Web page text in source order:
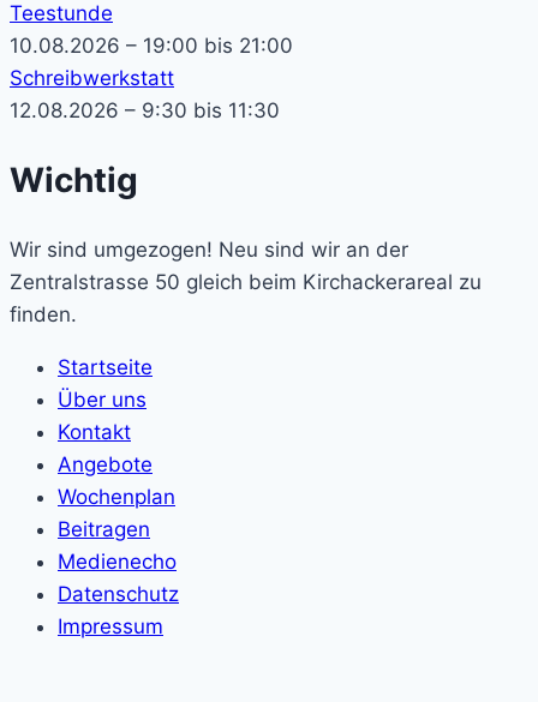
Teestunde
10.08.2026 – 19:00 bis 21:00
Schreibwerkstatt
12.08.2026 – 9:30 bis 11:30
Wichtig
Wir sind umgezogen! Neu sind wir an der
Zentralstrasse 50 gleich beim Kirchackerareal zu
finden.
Startseite
Über uns
Kontakt
Angebote
Wochenplan
Beitragen
Medienecho
Datenschutz
Impressum